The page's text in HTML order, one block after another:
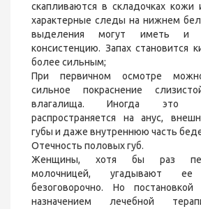
скапливаются в складочках кожи
характерные следы на нижнем
выделения могут иметь и
консистенцию. Запах становится
более сильным;
При первичном осмотре
сильное покраснение
влагалища. Иногда это
распространяется на анус,
губы и даже внутреннюю часть
Отечность половых губ.
Женщины, хотя бы раз
молочницей, угадывают ее
безоговорочно. Но
назначением лечебной